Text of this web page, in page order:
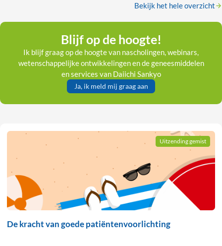
Bekijk het hele overzicht
Blijf op de hoogte!
Ik blijf graag op de hoogte van nascholingen, webinars,
wetenschappelijke ontwikkelingen en de geneesmiddelen
en services van Daiichi Sankyo
Ja, ik meld mij graag aan
Uitzending gemist
De kracht van goede patiëntenvoorlichting